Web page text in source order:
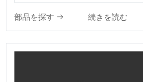
リーズ
モーターコネクタ
ーズ
部品を探す 続きを読む